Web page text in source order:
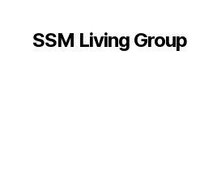
SSM Living Group